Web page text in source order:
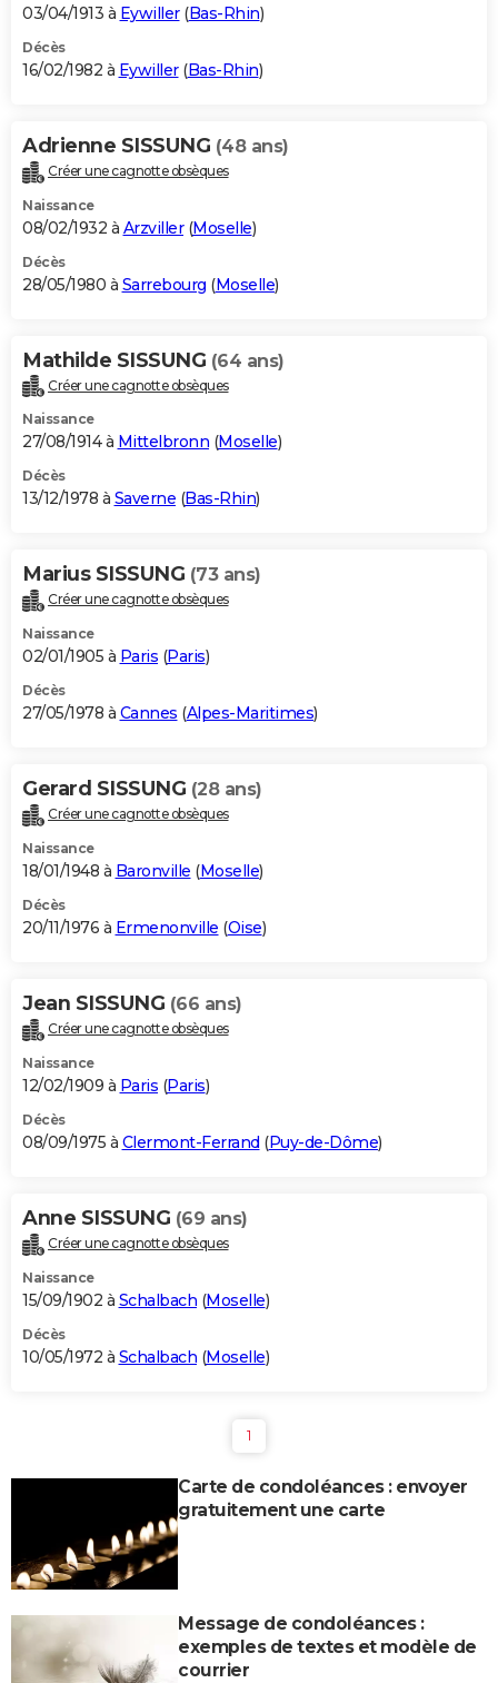
03/04/1913 à Eywiller(Bas-Rhin)
Décès
16/02/1982 à Eywiller(Bas-Rhin)
Adrienne SISSUNG (48 ans)
Créer une cagnotte obsèques
Naissance
08/02/1932 à Arzviller(Moselle)
Décès
28/05/1980 à Sarrebourg (Moselle)
Mathilde SISSUNG (64 ans)
Créer une cagnotte obsèques
Naissance
27/08/1914 à Mittelbronn (Moselle)
Décès
13/12/1978 à Saverne (Bas-Rhin)
Marius SISSUNG (73 ans)
Créer une cagnotte obsèques
Naissance
02/01/1905 à Paris (Paris)
Décès
27/05/1978 à Cannes (Alpes-Maritimes)
Gerard SISSUNG (28 ans)
Créer une cagnotte obsèques
Naissance
18/01/1948 à Baronville (Moselle)
Décès
20/11/1976 à Ermenonville (Oise)
Jean SISSUNG (66 ans)
Créer une cagnotte obsèques
Naissance
12/02/1909 à Paris (Paris)
Décès
08/09/1975 à Clermont-Ferrand (Puy-de-Dôme)
Anne SISSUNG (69 ans)
Créer une cagnotte obsèques
Naissance
15/09/1902 à Schalbach (Moselle)
Décès
10/05/1972 à Schalbach (Moselle)
1
Carte de condoléances : envoyer
gratuitement une carte
Message de condoléances :
exemples de textes et modèle de
courrier